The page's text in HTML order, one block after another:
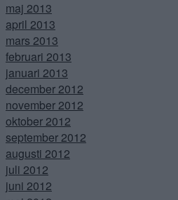
maj 2013
april 2013
mars 2013
februari 2013
januari 2013
december 2012
november 2012
oktober 2012
september 2012
augusti 2012
juli 2012
juni 2012